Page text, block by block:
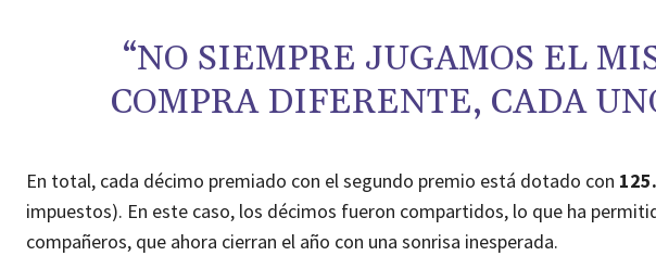
“NO SIEMPRE JUGAMOS EL
COMPRA DIFERENTE, CADA
En total, cada décimo premiado con el segundo premio está dotado con
impuestos). En este caso, los décimos fueron compartidos, lo que ha
compañeros, que ahora cierran el año con una sonrisa inesperada.